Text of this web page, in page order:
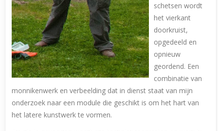
schetsen wordt
het vierkant
doorkruist,
opgedeeld en
opnieuw
geordend. Een
combinatie van
monnikenwerk en verbeelding dat in dienst staat van mijn
onderzoek naar een module die geschikt is om het hart van
het latere kunstwerk te vormen.